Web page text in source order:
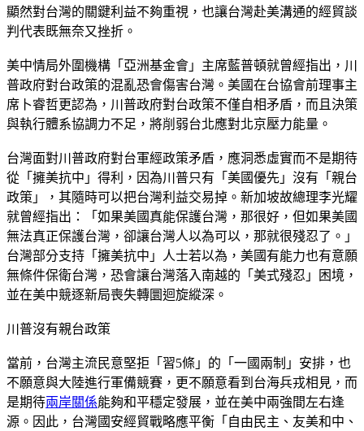
顯然對台灣的關鍵利益不夠重視，也讓台灣赴美溝通的經貿談
判代表既無奈又挫折。
美中情局外圍機構「亞洲基金會」主席藍普頓就曾經指出，川
普政府對台政策的混亂恐會傷害台灣。美國在台協會前理事主
席卜睿哲更認為，川普政府對台政策不僅自相矛盾，而且決策
與執行體系協調力不足，將削弱台北應對北京壓力能量。
台灣面對川普政府對台軍經政策矛盾，應洞悉虛實而不是期待
從「擁美抗中」得利，因為川普只有「美國優先」沒有「親台
政策」，其隨時可以把台灣利益交易掉。新加坡故總理李光耀
就曾經指出：「如果美國真能保護台灣，那很好，但如果美國
無法真正保護台灣，卻讓台灣人以為可以，那就很殘忍了。」
台灣部分支持「擁美抗中」人士若以為，美國有能力也有意願
無條件保衛台灣，恐會讓台灣落入南越的「美式殘忍」困境，
並在美中競逐新局喪失轉圜迴旋縱深。
川普沒有親台政策
當前，台灣主流民意堅拒「習5條」的「一國兩制」安排，也
不願意與大陸進行軍備競賽，更不願意看到台海兵戎相見，而
是期待兩岸關係能夠和平穩定發展，並在美中兩強間左右逢
源。因此，台灣國安經貿戰略應平衡「自由民主、友美和中、